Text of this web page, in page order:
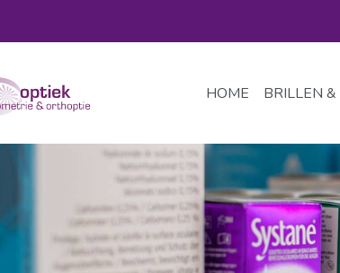
HOME BRILLEN